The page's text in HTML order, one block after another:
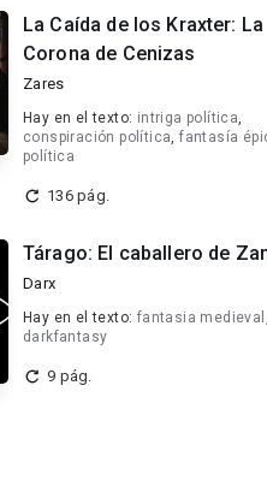
La Caída de los Kraxter: La
Corona de Cenizas
Zares
Hay en el texto: intriga política,
conspiración política,fantasía
política
136 pág.
Tárago: El caballero de
Darx
Hay en el texto: fantasia medieval ,
darkfantasy
9 pág.